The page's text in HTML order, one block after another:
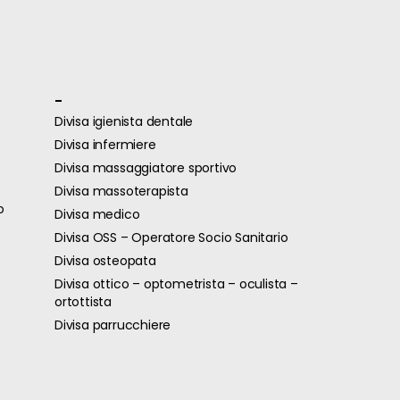
-
Divisa igienista dentale
Divisa infermiere
Divisa massaggiatore sportivo
Divisa massoterapista
Divisa medico
Divisa OSS – Operatore Socio Sanitario
Divisa osteopata
Divisa ottico – optometrista – oculista –
ortottista
Divisa parrucchiere